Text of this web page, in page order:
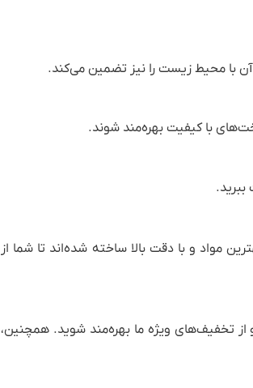
آن با محیط زیست را نیز تضمین می‌کند.
با کیفیت بهره‌مند شوند.
مواد و با دقت بالا ساخته شده‌اند تا شما از
از تخفیف‌های ویژه ما بهره‌مند شوید. همچنین،